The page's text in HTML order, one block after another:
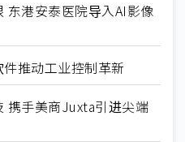
东港安泰医院导入AI影像
推动工业控制革新
携手美商Juxta引进尖端